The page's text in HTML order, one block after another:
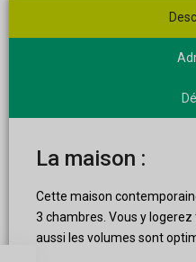
La maison :
Cette maison
3 chambres. Vous y
aussi les volumes sont